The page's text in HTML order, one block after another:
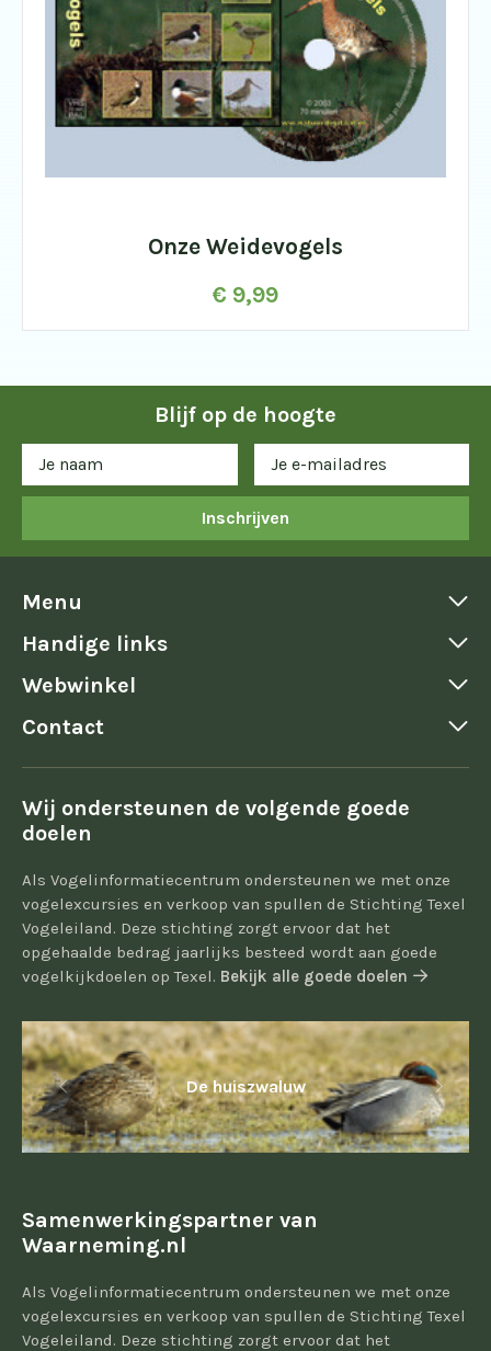
Onze Weidevogels
€ 9,99
Blijf op de hoogte
Inschrijven
Menu
Handige links
Webwinkel
Contact
Wij ondersteunen de volgende goede
doelen
Als Vogelinformatiecentrum ondersteunen we met onze
vogelexcursies en verkoop van spullen de Stichting Texel
Vogeleiland. Deze stichting zorgt ervoor dat het
opgehaalde bedrag jaarlijks besteed wordt aan goede
vogelkijkdoelen op Texel. Bekijk alle goede doelen
De huiszwaluw
Samenwerkingspartner van
Waarneming.nl
Als Vogelinformatiecentrum ondersteunen we met onze
vogelexcursies en verkoop van spullen de Stichting Texel
Vogeleiland. Deze stichting zorgt ervoor dat het